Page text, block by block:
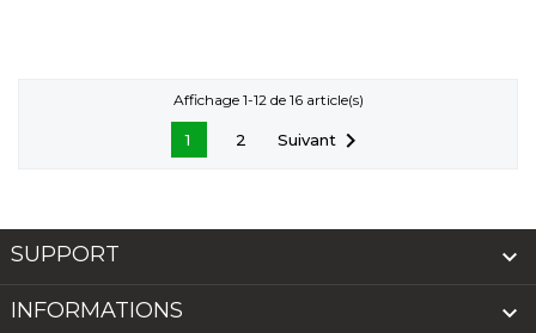
Affichage 1-12 de 16 article(s)
1 2 Suivant
SUPPORT 
INFORMATIONS 